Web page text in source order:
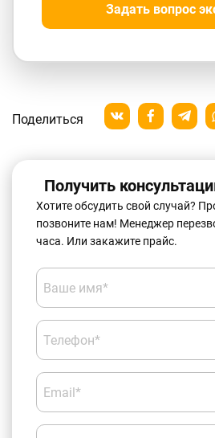
Задать вопрос
Поделиться
Получить
Хотите обсудить свой случай?
позвоните нам! Менеджер
часа. Или закажите прайс.
Ваше имя*
Телефон*
Email*